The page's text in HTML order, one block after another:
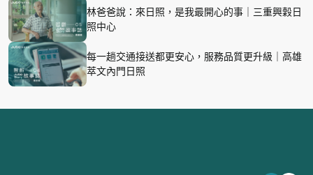
林爸爸說：來日照，是我最開心的事｜三重興穀日
照中心
每一趟交通接送都更安心，服務品質更升級｜高雄
萃文內門日照